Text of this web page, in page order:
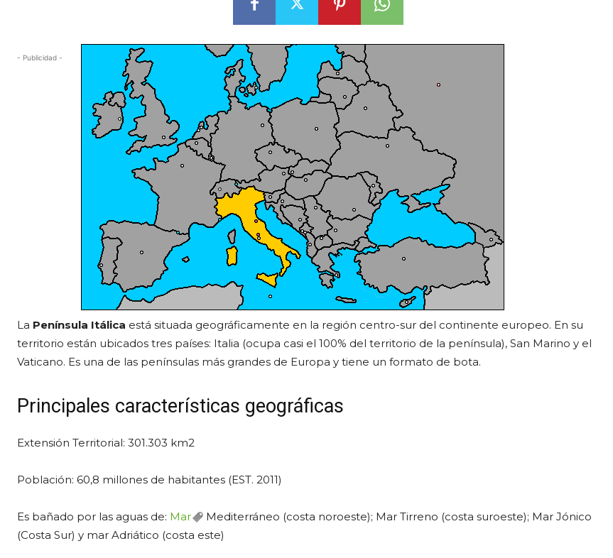
- Publicidad -
La Península Itálica está situada geográficamente en la región centro-sur del continente europeo. En su
territorio están ubicados tres países: Italia (ocupa casi el 100% del territorio de la península), San Marino y el
Vaticano. Es una de las penínsulas más grandes de Europa y tiene un formato de bota.
Principales características geográficas
Extensión Territorial: 301.303 km2
Población: 60,8 millones de habitantes (EST. 2011)
Es bañado por las aguas de: Mar
Mediterráneo (costa noroeste); Mar Tirreno (costa suroeste); Mar Jónico
(Costa Sur) y mar Adriático (costa este)